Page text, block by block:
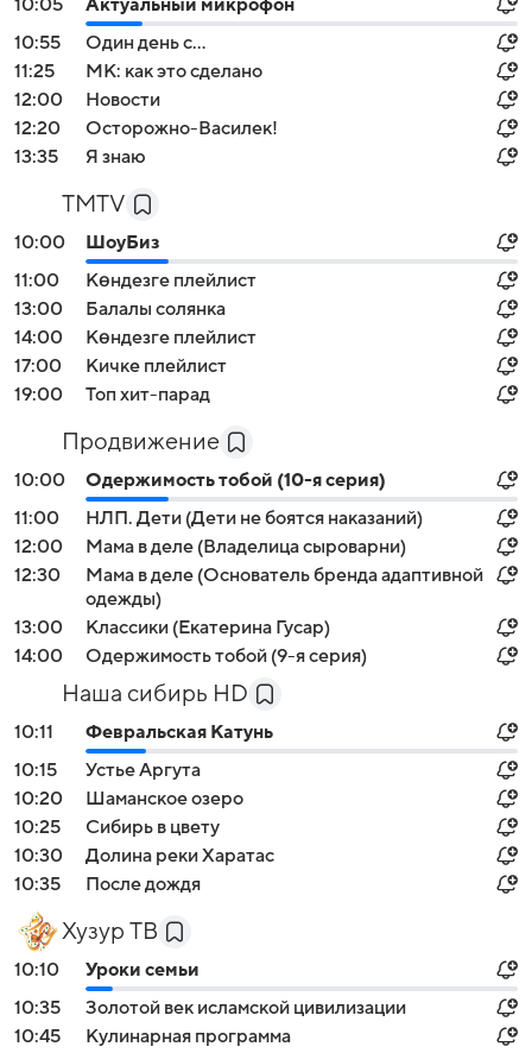
10:05
Актуальный микрофон
10:55
Один день с...
11:25
МК: как это сделано
12:00
Новости
12:20
Осторожно-Василек!
13:35
Я знаю
TMTV
10:00
ШоуБиз
11:00
Көндезге плейлист
13:00
Балалы солянка
14:00
Көндезге плейлист
17:00
Кичке плейлист
19:00
Топ хит-парад
Продвижение
10:00
Одержимость тобой (10-я серия)
11:00
НЛП. Дети (Дети не боятся наказаний)
12:00
Мама в деле (Владелица сыроварни)
12:30
Мама в деле (Основатель бренда адаптивной
одежды)
13:00
Классики (Екатерина Гусар)
14:00
Одержимость тобой (9-я серия)
Наша сибирь HD
10:11
Февральская Катунь
10:15
Устье Аргута
10:20
Шаманское озеро
10:25
Сибирь в цвету
10:30
Долина реки Харатас
10:35
После дождя
Хузур ТВ
10:10
Уроки семьи
10:35
Золотой век исламской цивилизации
10:45
Кулинарная программа